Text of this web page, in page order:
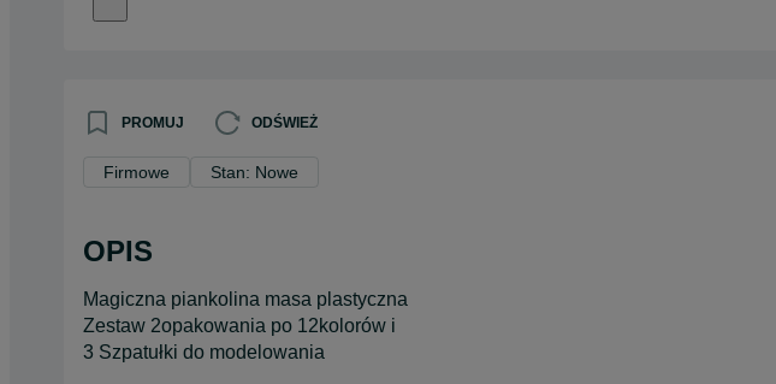
PROMUJ ODŚWIEŻ
Firmowe Stan: Nowe
OPIS
Magiczna piankolina masa plastyczna
Zestaw 2opakowania po 12kolorów i
3 Szpatułki do modelowania